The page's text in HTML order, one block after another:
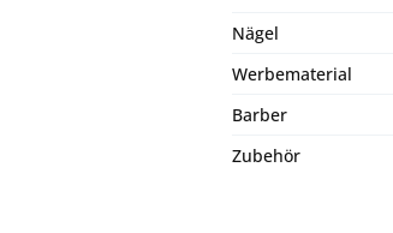
Nägel
Werbematerial
Barber
Zubehör